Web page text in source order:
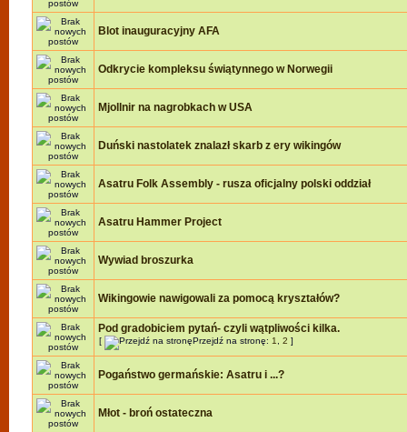
Blot inauguracyjny AFA
Odkrycie kompleksu świątynnego w Norwegii
Mjollnir na nagrobkach w USA
Duński nastolatek znalazł skarb z ery wikingów
Asatru Folk Assembly - rusza oficjalny polski oddział
Asatru Hammer Project
Wywiad broszurka
Wikingowie nawigowali za pomocą kryształów?
Pod gradobiciem pytań- czyli wątpliwości kilka.
[ Przejdź na stronę: 1 2 ]
Pogaństwo germańskie: Asatru i ...?
Młot - broń ostateczna